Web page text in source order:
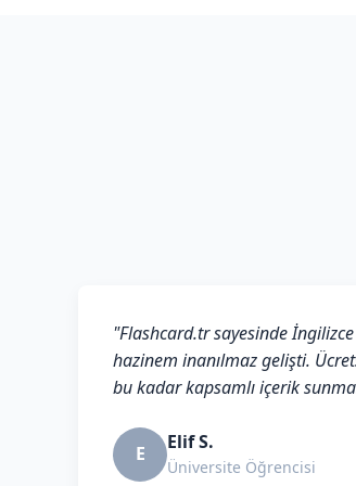
"Flashcard.tr sayesinde
hazinem inanılmaz gelişti.
bu kadar kapsamlı içerik
E Elif S.
Üniversite Öğrencisi